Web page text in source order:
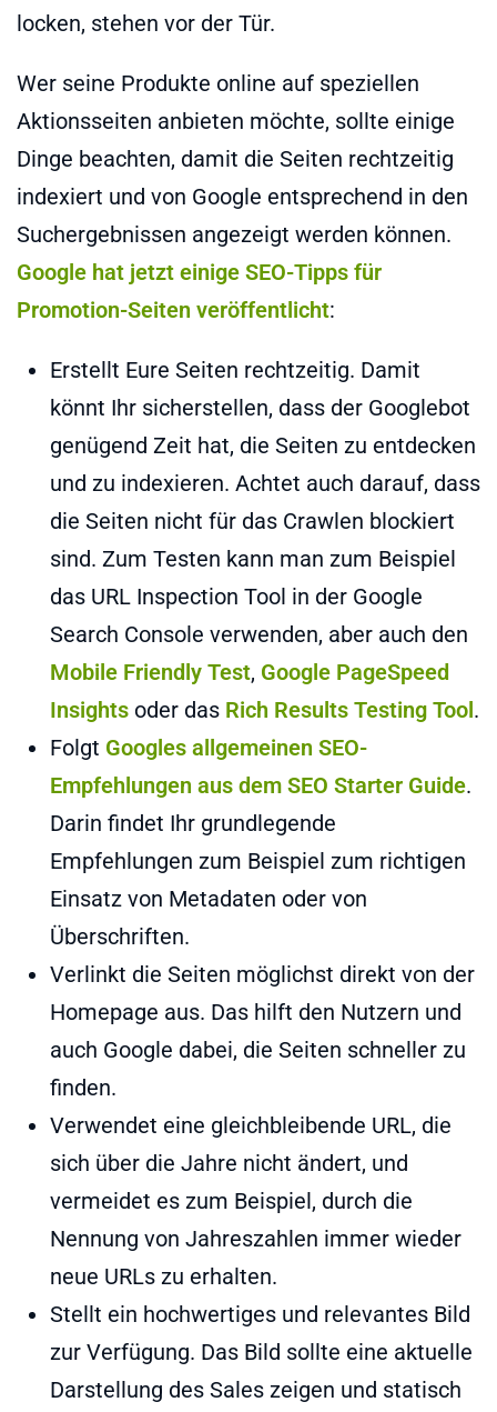
locken, stehen vor der Tür.
Wer seine Produkte online auf speziellen
Aktionsseiten anbieten möchte, sollte einige
Dinge beachten, damit die Seiten rechtzeitig
indexiert und von Google entsprechend in den
Suchergebnissen angezeigt werden können.
Google hat jetzt einige SEO-Tipps für
Promotion-Seiten veröffentlicht:
Erstellt Eure Seiten rechtzeitig. Damit
könnt Ihr sicherstellen, dass der Googlebot
genügend Zeit hat, die Seiten zu entdecken
und zu indexieren. Achtet auch darauf, dass
die Seiten nicht für das Crawlen blockiert
sind. Zum Testen kann man zum Beispiel
das URL Inspection Tool in der Google
Search Console verwenden, aber auch den
Mobile Friendly Test, Google PageSpeed
Insights oder das Rich Results Testing Tool.
Folgt Googles allgemeinen SEO-
Empfehlungen aus dem SEO Starter Guide.
Darin findet Ihr grundlegende
Empfehlungen zum Beispiel zum richtigen
Einsatz von Metadaten oder von
Überschriften.
Verlinkt die Seiten möglichst direkt von der
Homepage aus. Das hilft den Nutzern und
auch Google dabei, die Seiten schneller zu
finden.
Verwendet eine gleichbleibende URL, die
sich über die Jahre nicht ändert, und
vermeidet es zum Beispiel, durch die
Nennung von Jahreszahlen immer wieder
neue URLs zu erhalten.
Stellt ein hochwertiges und relevantes Bild
zur Verfügung. Das Bild sollte eine aktuelle
Darstellung des Sales zeigen und statisch